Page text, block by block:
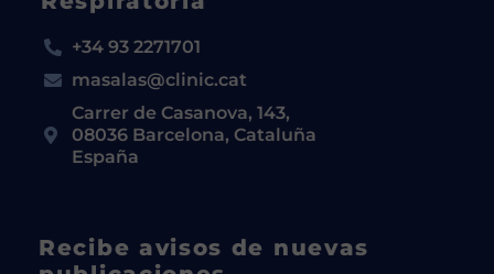
+34 93 2271701
masalas@clinic.cat
Carrer de Casanova, 143,
08036 Barcelona, Cataluña
España
Recibe avisos de nuevas